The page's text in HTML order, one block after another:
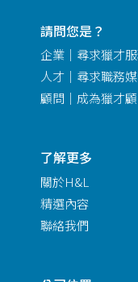
請問您是？
企業｜尋求獵才
人才｜尋求職務
顧問｜成為獵才
了解更多
關於H&L
精選內容
聯絡我們